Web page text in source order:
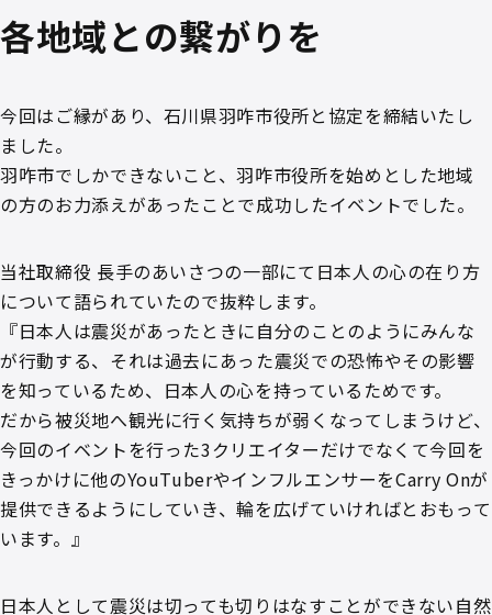
各地域との繋がりを
今回はご縁があり、石川県羽咋市役所と協定を締結いたし
ました。
羽咋市でしかできないこと、羽咋市役所を始めとした地域
の方のお力添えがあったことで成功したイベントでした。
当社取締役 長手のあいさつの一部にて日本人の心の在り方
について語られていたので抜粋します。
『日本人は震災があったときに自分のことのようにみんな
が行動する、それは過去にあった震災での恐怖やその影響
を知っているため、日本人の心を持っているためです。
だから被災地へ観光に行く気持ちが弱くなってしまうけど、
今回のイベントを行った3クリエイターだけでなくて今回を
きっかけに他のYouTuberやインフルエンサーをCarry Onが
提供できるようにしていき、輪を広げていければとおもって
います。』
日本人として震災は切っても切りはなすことができない自然